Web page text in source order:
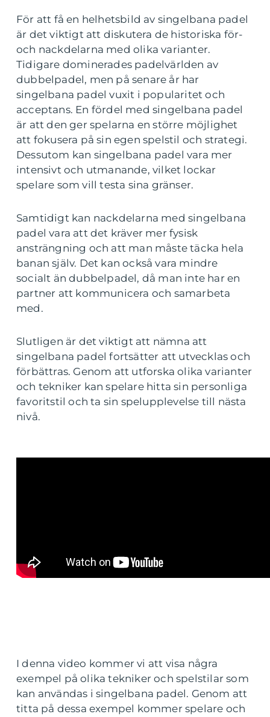
För att få en helhetsbild av singelbana padel
är det viktigt att diskutera de historiska för-
och nackdelarna med olika varianter.
Tidigare dominerades padelvärlden av
dubbelpadel, men på senare år har
singelbana padel vuxit i popularitet och
acceptans. En fördel med singelbana padel
är att den ger spelarna en större möjlighet
att fokusera på sin egen spelstil och strategi.
Dessutom kan singelbana padel vara mer
intensivt och utmanande, vilket lockar
spelare som vill testa sina gränser.
Samtidigt kan nackdelarna med singelbana
padel vara att det kräver mer fysisk
ansträngning och att man måste täcka hela
banan själv. Det kan också vara mindre
socialt än dubbelpadel, då man inte har en
partner att kommunicera och samarbeta
med.
Slutligen är det viktigt att nämna att
singelbana padel fortsätter att utvecklas och
förbättras. Genom att utforska olika varianter
och tekniker kan spelare hitta sin personliga
favoritstil och ta sin spelupplevelse till nästa
nivå.
I denna video kommer vi att visa några
exempel på olika tekniker och spelstilar som
kan användas i singelbana padel. Genom att
titta på dessa exempel kommer spelare och